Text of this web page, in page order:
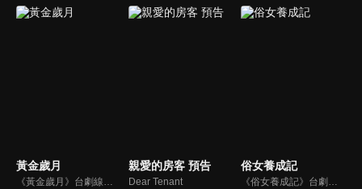
黃金歲月
《黃金歲月》台劇線上看。講述臺灣八十年代的秀場風華，一列火車，載走了一個媽媽對女兒的虧欠，卻也意外促成一段萍水相逢的緣份…一個到處趕秀的表演家庭，第一次來到繁華的台北城落腳，他們將遇見多少精彩的傳奇人物？又親眼目睹多少明星的辛酸奮鬥故事？讓我們一起重回那個最閃亮的歌廳秀年代…
親愛的房客 預告
Dear Tenant
俗女養成記
《俗女養成記》台劇線上看。陳嘉玲（謝盈萱），一個不像台北女生的台南女生。年屆39歲的她，沒房沒車也沒有老公沒小孩。當年不惜引發家庭革命也要離開家鄉的她，在台北奮鬥了近二十年，到頭來竟然是一場空？ 過去一直追求「淑女」的夢想，卻在跨入40歲大關的時候，開始認清自己其實是個「俗女」。